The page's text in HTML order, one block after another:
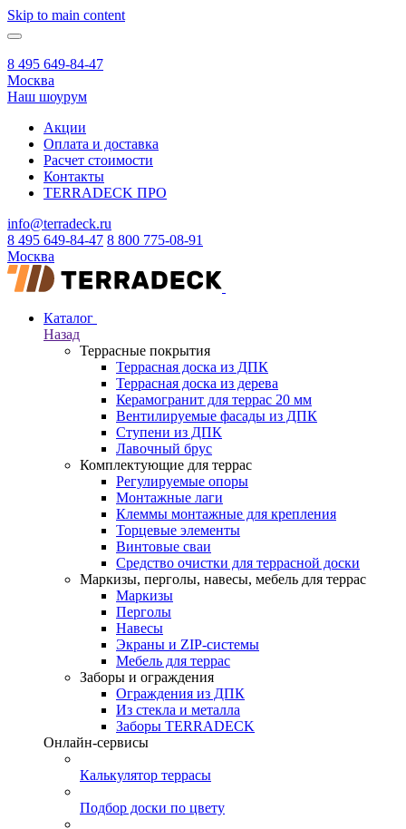
Skip to main content
8 495 649-84-47
Москва
Наш шоурум
Акции
Оплата и доставка
Расчет стоимости
Контакты
TERRADECK ПРО
info@terradeck.ru
8 495 649-84-47 8 800 775-08-91
Москва
Каталог
Назад
Террасные покрытия
Террасная доска из ДПК
Террасная доска из дерева
Керамогранит для террас 20 мм
Вентилируемые фасады из ДПК
Ступени из ДПК
Лавочный брус
Комплектующие для террас
Регулируемые опоры
Монтажные лаги
Клеммы монтажные для крепления
Торцевые элементы
Винтовые сваи
Средство очистки для террасной доски
Маркизы, перголы, навесы, мебель для террас
Маркизы
Перголы
Навесы
Экраны и ZIP-системы
Мебель для террас
Заборы и ограждения
Ограждения из ДПК
Из стекла и металла
Заборы TERRADECK
Онлайн-сервисы
Калькулятор террасы
Подбор доски по цвету